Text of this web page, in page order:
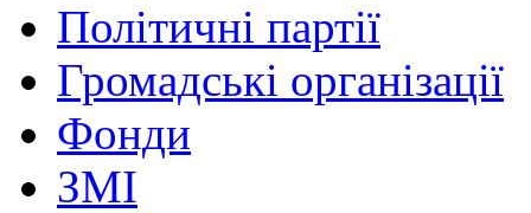
Політичні партії
Громадські організації
Фонди
ЗМІ